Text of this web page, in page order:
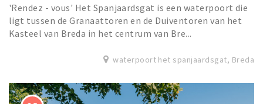
'Rendez - vous' Het Spanjaardsgat is een waterpoort die
ligt tussen de Granaattoren en de Duiventoren van het
Kasteel van Breda in het centrum van Bre...
waterpoort het spanjaardsgat, Breda